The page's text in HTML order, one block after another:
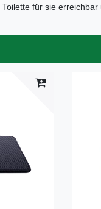
für sie